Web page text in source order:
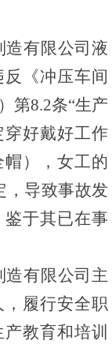
有限公司液
《冲压车间
第8.2条“生产
好戴好工作
），女工的
，导致事故发
于其已在事
有限公司主
履行安全职
教育和培训